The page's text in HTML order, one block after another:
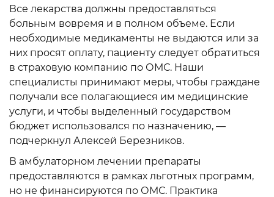
Все лекарства должны предоставляться
больным вовремя и в полном объеме. Если
необходимые медикаменты не выдаются или за
них просят оплату, пациенту следует обратиться
в страховую компанию по ОМС. Наши
специалисты принимают меры, чтобы граждане
получали все полагающиеся им медицинские
услуги, и чтобы выделенный государством
бюджет использовался по назначению, —
подчеркнул Алексей Березников.
В амбулаторном лечении препараты
предоставляются в рамках льготных программ,
но не финансируются по ОМС. Практика